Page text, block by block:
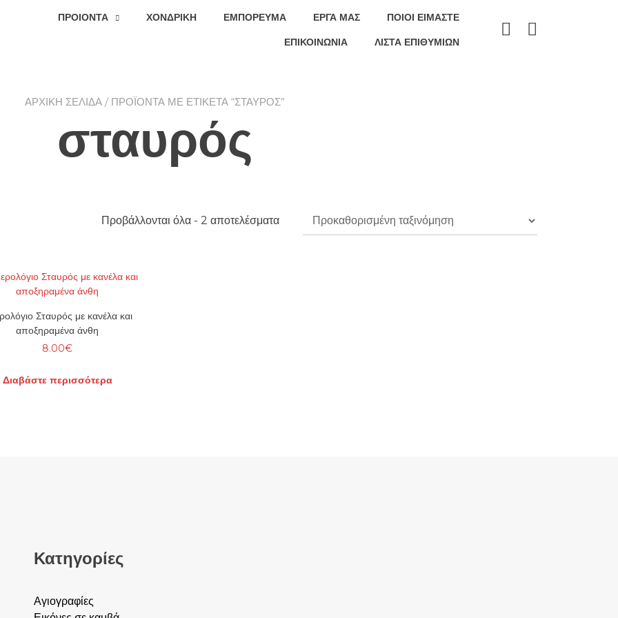
ΠΡΟΙΟΝΤΑ ΧΟΝΔΡΙΚΉ ΕΜΠΌΡΕΥΜΑ ΕΡΓΑ ΜΑΣ
ΠΟΙΟΊ ΕΊΜΑΣΤΕ
ΕΠΙΚΟΙΝΩΝΊΑ
ΛΊΣΤΑ ΕΠΙΘΥΜΙΏΝ
ΑΡΧΙΚΉ ΣΕΛΊΔΑ/ ΠΡΟΪΌΝΤΑ ΜΕ ΕΤΙΚΈΤΑ “ΣΤΑΥΡΌΣ”
σταυρός
Προβάλλονται όλα - 2 αποτελέσματα
Σταυρός με κανέλα και
αποξηραμένα άνθη
8.00€
Διαβάστε περισσότερα
Κατηγορίες
Αγιογραφίες